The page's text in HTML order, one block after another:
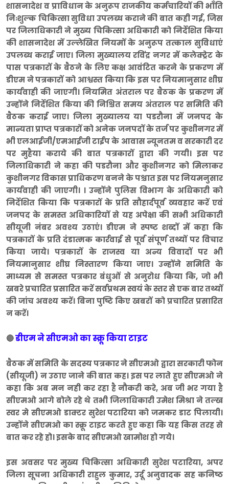
शासनादेश व प्राविधान के अनुरूप राजकीय कर्मचारियों की भाँति
निःशुल्क चिकित्सा सुविधा उपलब्ध कराने की बात कही गई, जिस
पर जिलाधिकारी ने मुख्य चिकित्सा अधिकारी को निर्देशित किया
की शासनादेश में उल्लेखित नियमों के अनुरूप तत्काल सुविधाएं
उपलब्ध कराई जाए। जिला मुख्यालय रविंद्र नगर में कलेक्ट्रेट के
पास पत्रकारों के बैठने के लिए कक्ष आवंटित करने के प्रकरण में
डीएम ने पत्रकारों को आश्वस्त किया कि इस पर नियमानुसार शीघ्र
कार्यवाही की जाएगी। नियमित अंतराल पर बैठक के प्रकरण में
उन्होंने निर्देशित किया की निश्चित समय अंतराल पर समिति की
बैठक कराई जाए। जिला मुख्यालय या पडरौना में जनपद के
मान्यता प्राप्त पत्रकारों को अनेक जनपदों के तर्ज पर कुशीनगर में
भी एलआईजी/एमआईजी टाईप के आवास न्यूनतम व सरकारी दर
पर मुहैया कराये की बात पत्रकारों द्वारा की गयी। इस पर
जिलाधिकारी ने कहा की पडरौना और कुशीनगर को मिलाकर
कुशीनगर विकास प्राधिकरण बनने के पश्चात इस पर नियमनुसार
कार्यवाही की जाएगी। । उन्होंने पुलिस विभाग के अधिकारी को
निर्देशित किया कि पत्रकारों के प्रति सौहार्दपूर्व व्यवहार करें एवं
जनपद के समस्त अधिकारियों से यह अपेक्षा की सभी अधिकारी
सीयूजी नंबर अवश्य उठाएं। डीएम ने स्पष्ट शब्दों में कहा कि
पत्रकारों के प्रति दंडात्मक कार्रवाई से पूर्व संपूर्ण तथ्यों पर विचार
किया जाये। पत्रकारों के राजस्व या अन्य विवादों पर भी
नियमानुसार शीघ्र निस्तारण किया जाए। उन्होंने समिति के
माध्यम से समस्त पत्रकार बंधुओं से अनुरोध किया कि, जो भी
खबरे प्रचारित प्रसारित करें सर्वप्रथम स्वयं के स्तर से एक बार तथ्यों
की जांच अवश्य करें। बिना पुष्टि किए खबरों को प्रचारित प्रसारित
न करें।
🔴डीएम ने सीएमओ का स्क्रू किया टाइट
बैठक में समिति के सदस्य पत्रकार ने सीएमओ द्वारा सरकारी फोन
(सीयूजी) न उठाए जाने की बात कह। इस पर लाते हुए सीएमओ ने
कहा कि अब मन नही कर रहा है नौकरी करे, अब जी भर गया है
सीएमओ आगे बोले रहे थे तभी जिलाधिकारी उमेश मिश्रा ने तल्ख
स्वर मे सीएमओ डाक्टर सुरेश पटारिया को जमकर डाट पिलायी।
उन्होंने सीएमओ का स्क्रू टाइट करते हुए कहा कि यह किस तरह से
बात कर रहे हो। इसके बाद सीएमओ खामोश हो गये।
इस अवसर पर मुख्य चिकित्सा अधिकारी सुरेश पटारिया, अपर
जिला सूचना अधिकारी राहुल कुमार, उर्दू अनुवादक सह कनिष्ठ